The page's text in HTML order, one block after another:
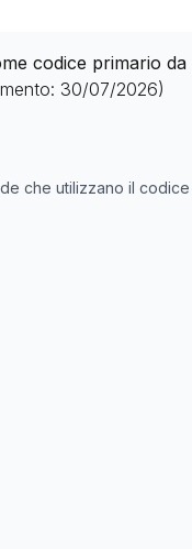
codice primario da
30/07/2026)
che utilizzano il codice
aziende